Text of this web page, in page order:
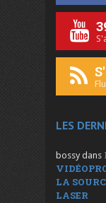
LES
bossy dans
LA
LASER